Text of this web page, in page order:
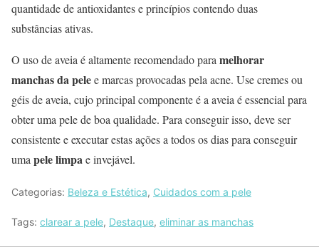
quantidade de antioxidantes e princípios contendo duas
substâncias ativas.
O uso de aveia é altamente recomendado para melhorar
manchas da pelee marcas provocadas pela acne. Use cremes ou
géis de aveia, cujo principal componente é a aveia é essencial para
obter uma pele de boa qualidade. Para conseguir isso, deve ser
consistente e executar estas ações a todos os dias para conseguir
uma pele limpae invejável.
Categorias: Beleza e Estética, Cuidados com a pele
Tags: clarear a pele, Destaque, eliminar as manchas